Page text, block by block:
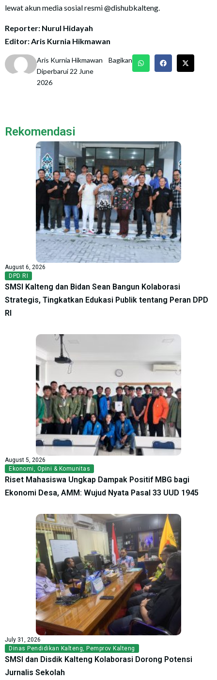
lewat akun media sosial resmi @dishubkalteng.
Reporter: Nurul Hidayah
Editor: Aris Kurnia Hikmawan
Aris Kurnia Hikmawan
Diperbarui 22 June
2026
Bagikan
Rekomendasi
August 6, 2026
DPD RI
SMSI Kalteng dan Bidan Sean Bangun Kolaborasi
Strategis, Tingkatkan Edukasi Publik tentang Peran DPD
RI
August 5, 2026
Ekonomi, Opini & Komunitas
Riset Mahasiswa Ungkap Dampak Positif MBG bagi
Ekonomi Desa, AMM: Wujud Nyata Pasal 33 UUD 1945
July 31, 2026
Dinas Pendidikan Kalteng, Pemprov Kalteng
SMSI dan Disdik Kalteng Kolaborasi Dorong Potensi
Jurnalis Sekolah